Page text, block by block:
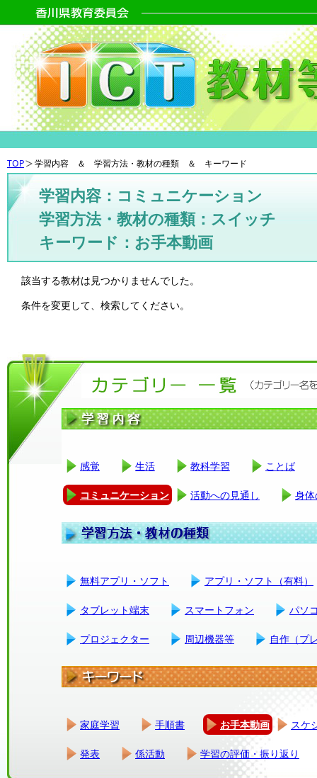
TOP 学習内容 ＆ 学習方法・教材の種類 ＆ キーワード
学習内容：コミュニケーション
学習方法・教材の種類：スイッチ
キーワード：お手本動画
該当する教材は見つかりませんでした。
条件を変更して、検索してください。
感覚 生活 教科学習 ことば
コミュニケーション 活動への見通し 身
無料アプリ・ソフト アプリ・ソフト（有料）
タブレット端末 スマートフォン パソ
プロジェクター 周辺機器等 自作（プ
家庭学習 手順書 お手本動画 スケ
発表 係活動 学習の評価・振り返り